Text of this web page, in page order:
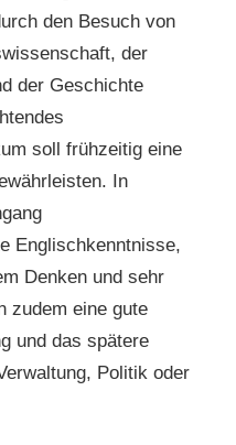
den Besuch von
der
der Geschichte
soll frühzeitig eine
In
Englischkenntnisse,
Denken und sehr
zudem eine gute
und das spätere
Politik oder